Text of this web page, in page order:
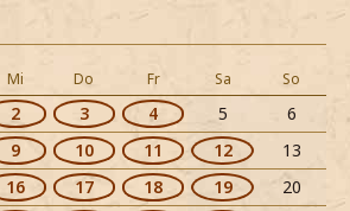
Mi Do Fr Sa So
2 3 4 5
6
9 10 11 12
13
16 17 18 19
20